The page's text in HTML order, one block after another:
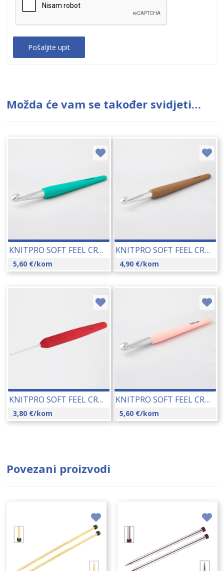
Možda će vam se također svidjeti…
KNITPRO SOFT FEEL CROCHET KUKICA 10,00 MM (30918;30948) 16427
5,60 €/kom
KNITPRO SOFT FEEL CROCHET KUKICA 8,00 MM (30916;30946) 16425
4,90 €/kom
KNITPRO SOFT FEEL CROCHET KUKICA 2,00 MM (30901;30931) 16410
3,80 €/kom
KNITPRO SOFT FEEL CROCHET KUKICA 9,00 MM (30917;30947) 16426
5,60 €/kom
Povezani proizvodi